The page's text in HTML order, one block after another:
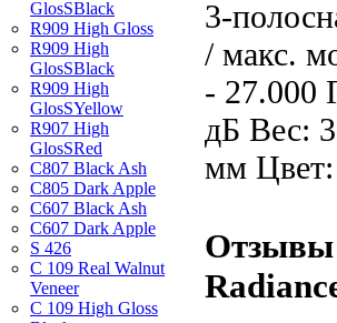
GlosSBlack
R909 High Gloss
R909 High
GlosSBlack
R909 High
GlosSYellow
R907 High
GlosSRed
C807 Black Ash
C805 Dark Apple
C607 Black Ash
C607 Dark Apple
S 426
C 109 Real Walnut
Veneer
C 109 High Gloss
3-
/ макс.
- 27.000
дБ Вес:
мм
Отзывы